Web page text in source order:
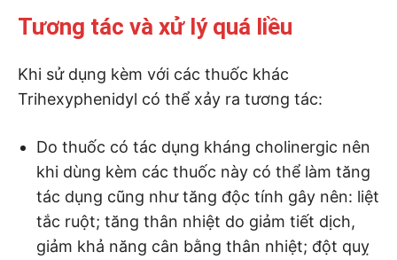
Tương tác và xử lý quá liều
Khi sử dụng kèm với các thuốc khác
Trihexyphenidyl có thể xảy ra tương tác:
Do thuốc có tác dụng kháng cholinergic nên
khi dùng kèm các thuốc này có thể làm tăng
tác dụng cũng như tăng độc tính gây nên: liệt
tắc ruột; tăng thân nhiệt do giảm tiết dịch,
giảm khả năng cân bằng thân nhiệt; đột quỵ